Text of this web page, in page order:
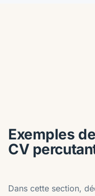
Exemples
CV
Dans cette section,